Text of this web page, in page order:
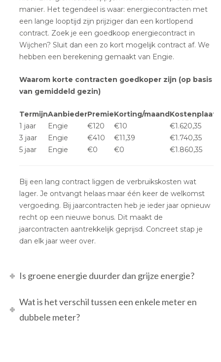
manier. Het tegendeel is waar: energiecontracten met
een lange looptijd zijn prijziger dan een kortlopend
contract. Zoek je een goedkoop energiecontract in
Wijchen? Sluit dan een zo kort mogelijk contract af. We
hebben een berekening gemaakt van Engie.
Waarom korte contracten goedkoper zijn (op basis
van gemiddeld gezin)
TermijnAanbiederPremieKorting/maand
1 jaar
Engie €120 €10
€1.620,35
3 jaar
Engie €410 €11,39
€1.740,35
5 jaar
Engie €0 €0 €1.860,35
Bij een lang contract liggen de verbruikskosten wat
lager. Je ontvangt helaas maar één keer de welkomst
vergoeding. Bij jaarcontracten heb je ieder jaar opnieuw
recht op een nieuwe bonus. Dit maakt de
jaarcontracten aantrekkelijk geprijsd. Concreet stap je
dan elk jaar weer over.
Is groene energie duurder dan grijze energie?
Wat is het verschil tussen een enkele meter en
dubbele meter?